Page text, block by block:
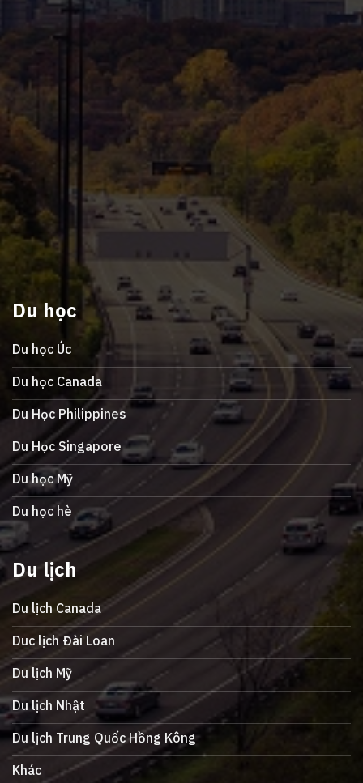
Du học
Du học Úc
Du học Canada
Du Học Philippines
Du Học Singapore
Du học Mỹ
Du học hè
Du lịch
Du lịch Canada
Duc lịch Đài Loan
Du lịch Mỹ
Du lịch Nhật
Du lịch Trung Quốc Hồng Kông
Khác